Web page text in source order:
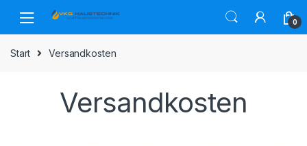
navigation
content
0
Start Versandkosten
Versandkosten